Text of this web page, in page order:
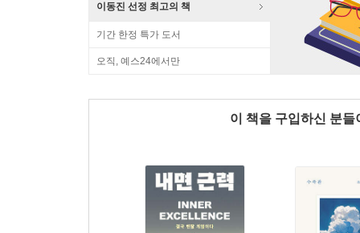
이동진 선정 최고의 책
기간 한정 특가 도서
오직, 예스24에서만
이 책을 구입하신 분